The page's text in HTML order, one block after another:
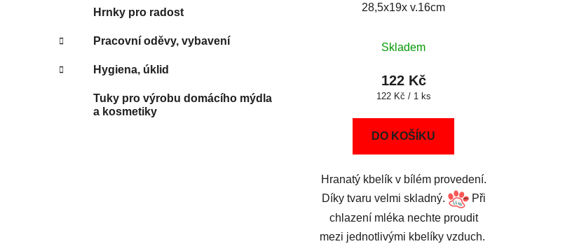
Hrnky pro radost
Pracovní oděvy, vybavení
Hygiena, úklid
Tuky pro výrobu domácího mýdla
a kosmetiky
28,5x19x v.16cm
Skladem
122 Kč
Měrná
122 Kč / 1 ks
DO KOŠÍKU
Hranatý kbelík v bílém provedení.
Díky tvaru velmi skladný.
Při
chlazení mléka nechte proudit
mezi jednotlivými kbelíky vzduch.